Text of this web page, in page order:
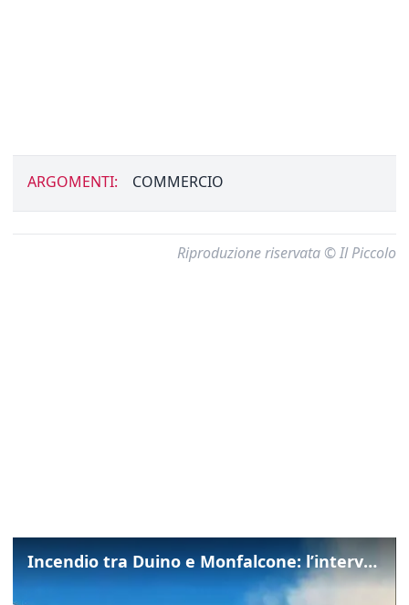
ARGOMENTI: COMMERCIO
Riproduzione riservata © Il Piccolo
Incendio tra Duino e Monfalcone: l’intervento dei vigili del fuoco